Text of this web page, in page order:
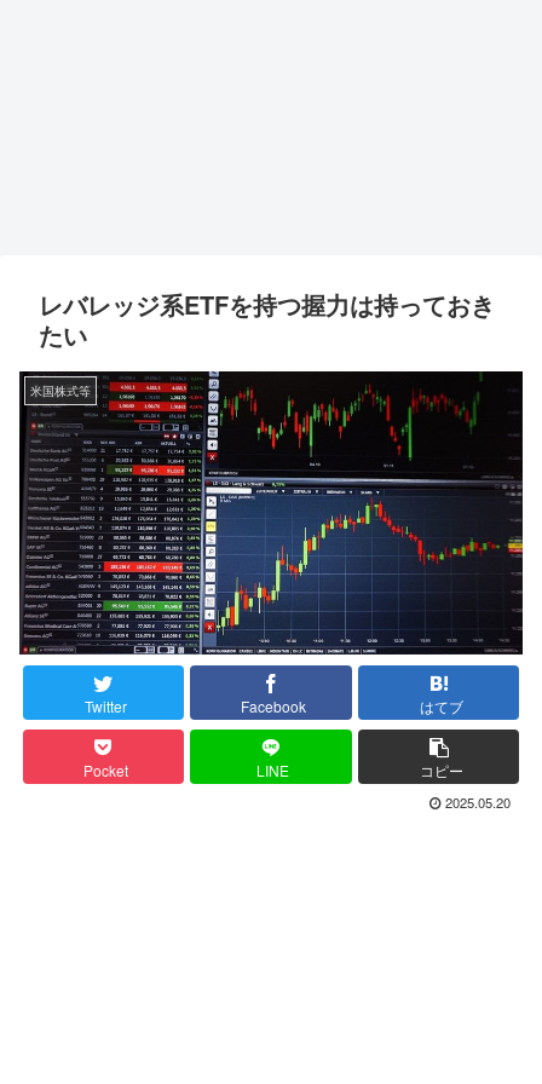
レバレッジ系ETFを持つ握力は持っておき
たい
米国株式等
Twitter Facebook はてブ
Pocket LINE コピー
2025.05.20